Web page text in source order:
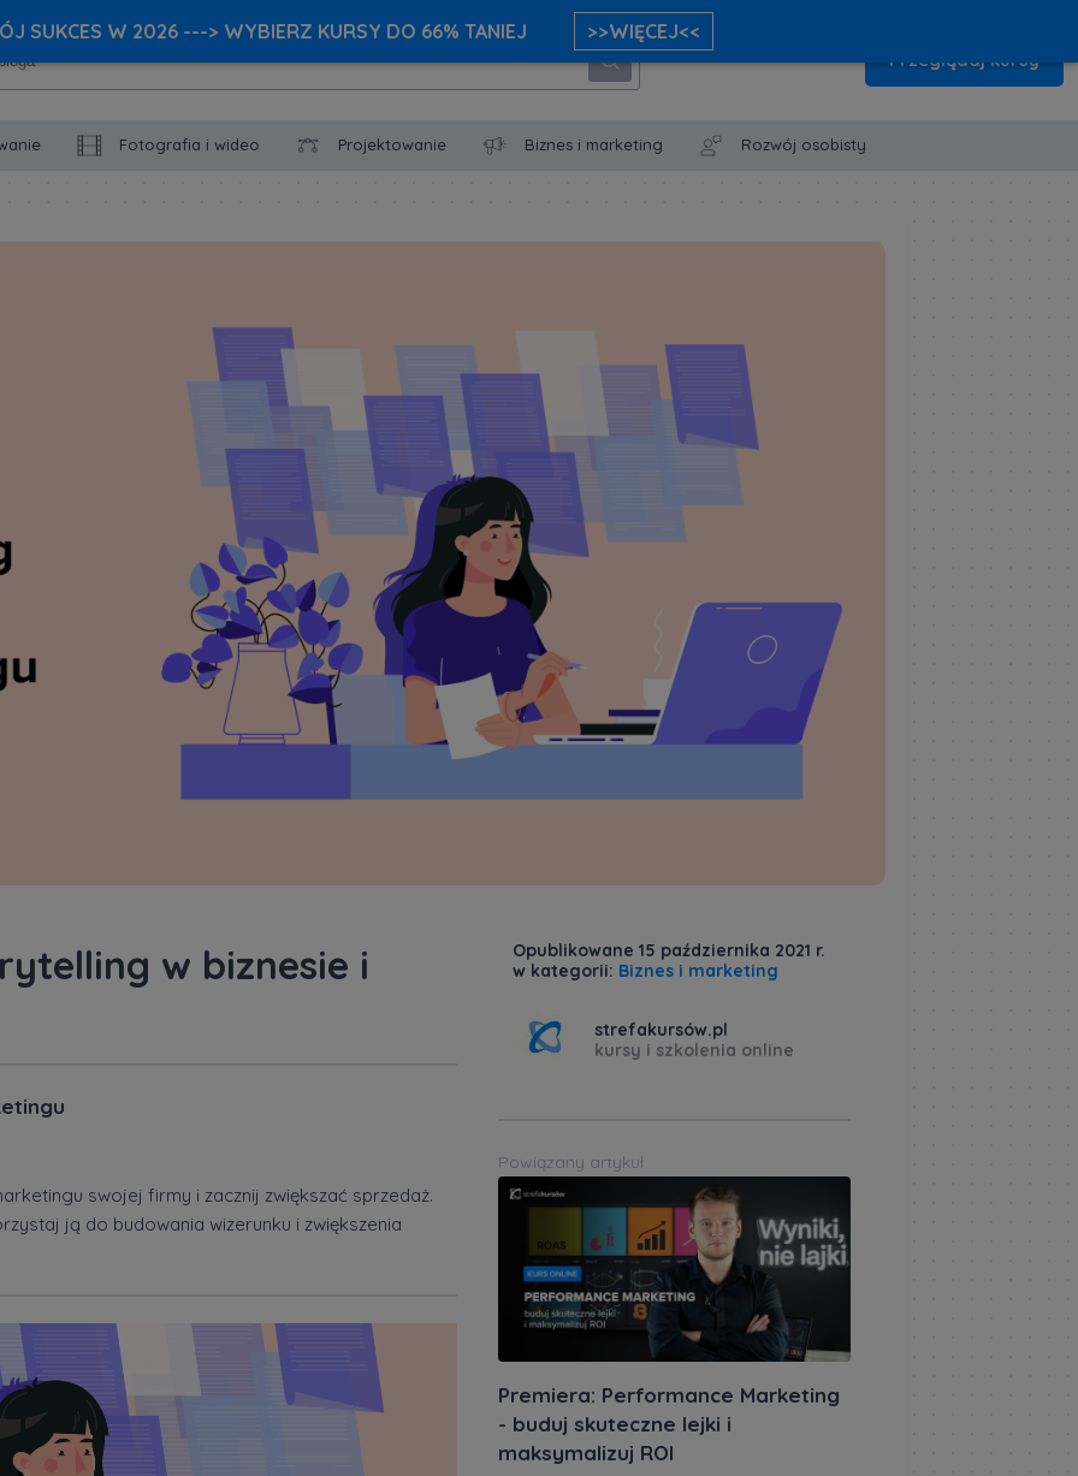
Przeglądaj kursy
Fotografia i wideo Projektowanie Biznes i marketing Rozwój osobisty
w biznesie i
swojej firmy i zacznij zwiększać sprzedaż.
ją do budowania wizerunku i zwiększenia
Opublikowane 15 października 2021 r.
w kategorii: Biznes i marketing
strefakursów.pl
kursy i szkolenia online
Powiązany artykuł
Premiera: Performance Marketing
- buduj skuteczne lejki i
maksymalizuj ROI
SUKCES W 2026 ---> WYBIERZ KURSY DO 66% TANIEJ >>WIĘCEJ<<